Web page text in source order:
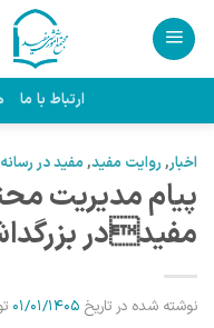
Skip
content
ارتباط با ما
اخبار, روایت مفید, مفید در رسانه
پیام مدیریت
مفیددر
نوشته شده در تاریخ 01/01/1405